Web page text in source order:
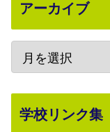
アーカイブ
学校リンク集